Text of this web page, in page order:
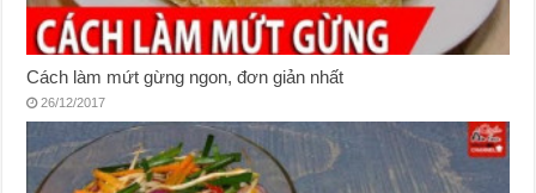
Cách làm mứt gừng ngon, đơn giản nhất
26/12/2017